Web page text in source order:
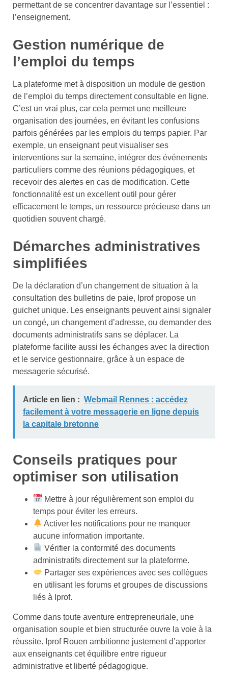
permettant de se concentrer davantage sur l’essentiel :
l’enseignement.
Gestion numérique de
l’emploi du temps
La plateforme met à disposition un module de gestion
de l’emploi du temps directement consultable en ligne.
C’est un vrai plus, car cela permet une meilleure
organisation des journées, en évitant les confusions
parfois générées par les emplois du temps papier. Par
exemple, un enseignant peut visualiser ses
interventions sur la semaine, intégrer des événements
particuliers comme des réunions pédagogiques, et
recevoir des alertes en cas de modification. Cette
fonctionnalité est un excellent outil pour gérer
efficacement le temps, un ressource précieuse dans un
quotidien souvent chargé.
Démarches administratives
simplifiées
De la déclaration d’un changement de situation à la
consultation des bulletins de paie, Iprof propose un
guichet unique. Les enseignants peuvent ainsi signaler
un congé, un changement d’adresse, ou demander des
documents administratifs sans se déplacer. La
plateforme facilite aussi les échanges avec la direction
et le service gestionnaire, grâce à un espace de
messagerie sécurisé.
Article en lien : Webmail Rennes : accédez
facilement à votre messagerie en ligne depuis
la capitale bretonne
Conseils pratiques pour
optimiser son utilisation
Mettre à jour régulièrement son emploi du
temps pour éviter les erreurs.
Activer les notifications pour ne manquer
aucune information importante.
Vérifier la conformité des documents
administratifs directement sur la plateforme.
Partager ses expériences avec ses collègues
en utilisant les forums et groupes de discussions
liés à Iprof.
Comme dans toute aventure entrepreneuriale, une
organisation souple et bien structurée ouvre la voie à la
réussite. Iprof Rouen ambitionne justement d’apporter
aux enseignants cet équilibre entre rigueur
administrative et liberté pédagogique.